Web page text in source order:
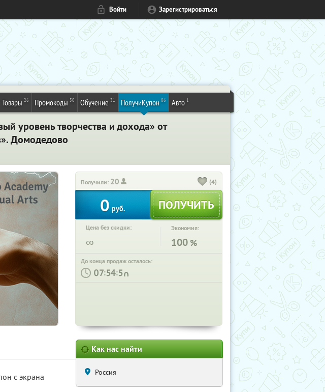
Войти Зарегистрироваться
Товары 26 Промокоды 50 Обучение 31 ПолучиКупон 86 Авто 1
уровень творчества и дохода» от
Домодедово
Получили: 20 (4)
0 руб.
Цена без скидки:
∞
Экономия:
100 %
До конца продаж осталось:
: :
с экрана
Как нас найти
Россия